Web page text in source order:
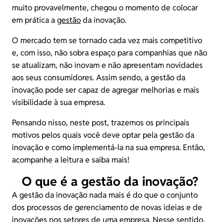
muito provavelmente, chegou o momento de colocar
em prática agestãoda inovação.
O mercado tem se tornado cada vez mais competitivo
e, com isso, não sobra espaço para companhias que não
se atualizam, não inovam e não apresentam novidades
aos seus consumidores. Assim sendo, a gestão da
inovação pode ser capaz de agregar melhorias e mais
visibilidade à sua empresa.
Pensando nisso, neste post, trazemos os principais
motivos pelos quais você deve optar pela gestão da
inovação e como implementá-la na sua empresa. Então,
acompanhe a leitura e saiba mais!
O que é a gestão da inovação?
A gestão da inovação nada mais é do que o conjunto
dos processos de gerenciamento de novas ideias e de
inovações nos setores de uma empresa. Nesse sentido,